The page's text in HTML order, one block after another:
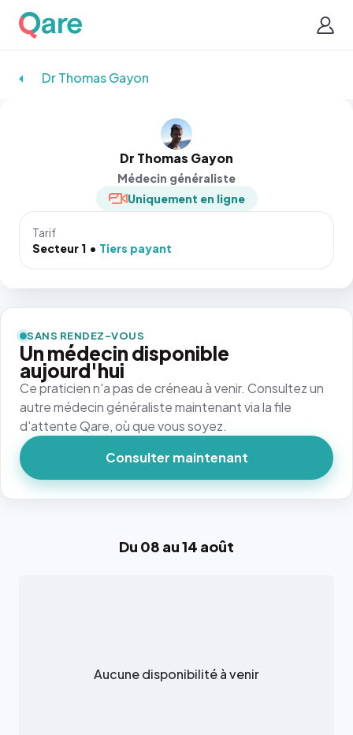
Dr Thomas Gayon
Dr Thomas Gayon
Médecin généraliste
Uniquement en ligne
Tarif
Secteur 1
Tiers payant
Du 08 au 14 août
Aucune disponibilité à venir
SANS RENDEZ-VOUS
Un médecin disponible
aujourd'hui
Ce praticien n'a pas de créneau à venir. Consultez un
autre médecin généraliste maintenant via la file
d'attente Qare, où que vous soyez.
Consulter maintenant